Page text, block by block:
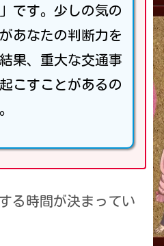
です。少しの気の
あなたの判断力を
果、重大な交通事
こすことがあるの
る時間が決まってい